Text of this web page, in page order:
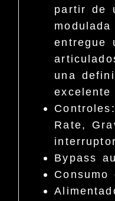
partir de
entregue
una
excelente
Rate,
Bypass